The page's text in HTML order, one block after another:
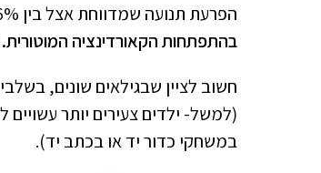
הפרעת תנועה שמדווחת אצל בין 1.7-6% מהילדים בגילאי 5-11 שנים.
בהתפתחות הקאורדינציה המוטורית.
חשוב לציין שבגילאים שונים,
(למשל- ילדים צעירים יותר עשויים
במשחקי כדור יד או בכתב יד).